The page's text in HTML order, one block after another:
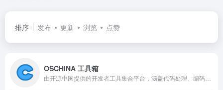
排序 发布 更新 浏览 点赞
OSCHINA 工具箱